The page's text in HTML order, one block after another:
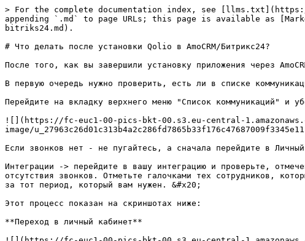
> For the complete documentation index, see
appending `.md` to page URLs; this page is available as
bitriks24.md).
# Что делать после установки Qolio в AmoCRM/Битрикс24?
После того, как вы завершили установку приложения через
В первую очередь нужно проверить, есть ли в списке
Перейдите на вкладку верхнего меню "Список коммуникаций" и
![](https://fc-euc1-00-pics-bkt-00.s3.eu-central-
image/
Если звонков нет - не пугайтесь, а сначала перейдите в
Интеграции -> перейдите в вашу интеграцию и проверьте,
отсутствия звонков. Отметьте галочками тех сотрудников,
за тот период, который вам нужен. &#x20;
Этот процесс показан на скриншотах ниже:
**Переход в личный кабинет**